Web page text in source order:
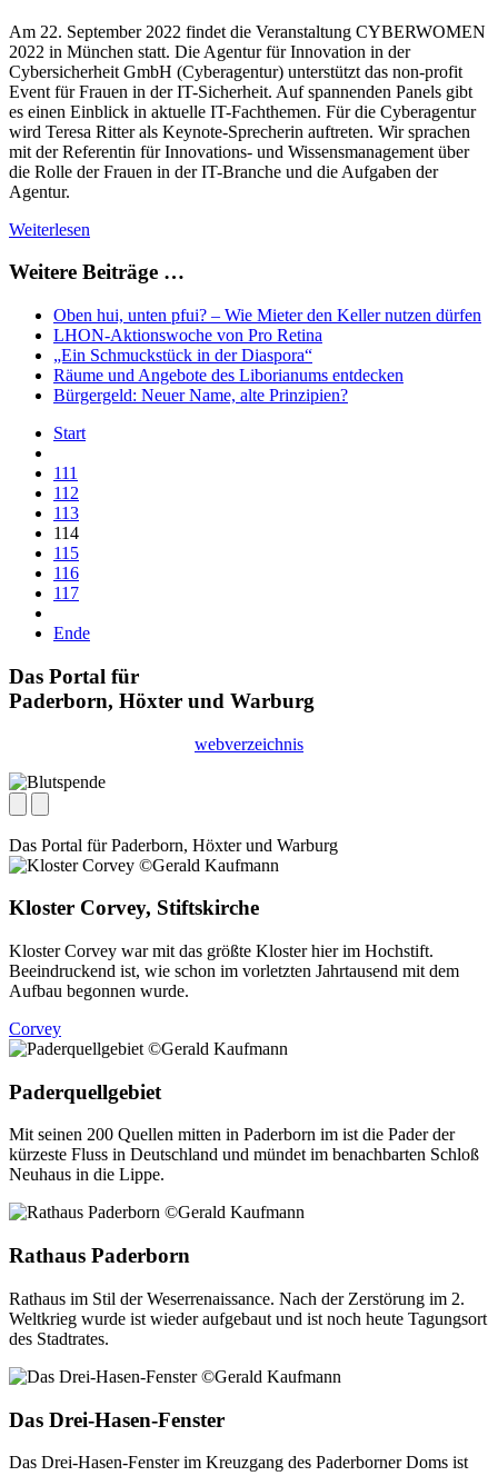
Am 22. September 2022 findet die Veranstaltung CYBERWOMEN
2022 in München statt. Die Agentur für Innovation in der
Cybersicherheit GmbH (Cyberagentur) unterstützt das non-profit
Event für Frauen in der IT-Sicherheit. Auf spannenden Panels gibt
es einen Einblick in aktuelle IT-Fachthemen. Für die Cyberagentur
wird Teresa Ritter als Keynote-Sprecherin auftreten. Wir sprachen
mit der Referentin für Innovations- und Wissensmanagement über
die Rolle der Frauen in der IT-Branche und die Aufgaben der
Agentur.
Weiterlesen
Weitere Beiträge …
Oben hui, unten pfui? – Wie Mieter den Keller nutzen dürfen
LHON-Aktionswoche von Pro Retina
„Ein Schmuckstück in der Diaspora“
Räume und Angebote des Liborianums entdecken
Bürgergeld: Neuer Name, alte Prinzipien?
Start
111
112
113
114
115
116
117
Ende
Das Portal für
Paderborn, Höxter und Warburg
webverzeichnis
Das Portal fürPaderborn, Höxterund Warburg
Kloster Corvey, Stiftskirche
Kloster Corvey war mit das größte Kloster hier im Hochstift.
Beeindruckend ist, wie schon im vorletzten Jahrtausend mit dem
Aufbau begonnen wurde.
Corvey
Paderquellgebiet
Mit seinen 200 Quellen mitten in Paderborn im ist die Pader der
kürzeste Fluss in Deutschland und mündet im benachbarten Schloß
Neuhaus in die Lippe.
Rathaus Paderborn
Rathaus im Stil der Weserrenaissance. Nach der Zerstörung im 2.
Weltkrieg wurde ist wieder aufgebaut und ist noch heute Tagungsort
des Stadtrates.
Das Drei-Hasen-Fenster
Das Drei-Hasen-Fenster im Kreuzgang des Paderborner Doms ist